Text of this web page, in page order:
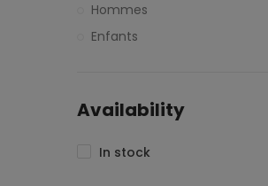
Hommes
Enfants
Availability
In stock